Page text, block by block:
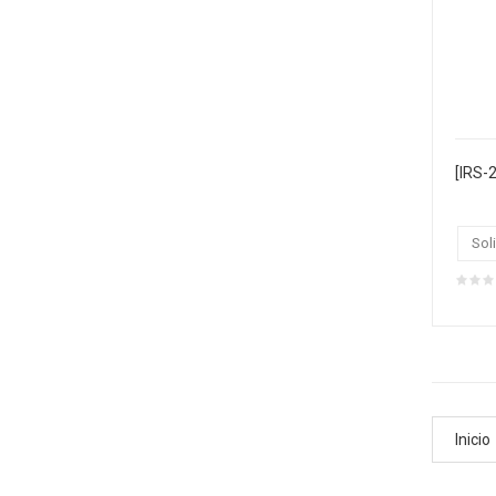
Inicio